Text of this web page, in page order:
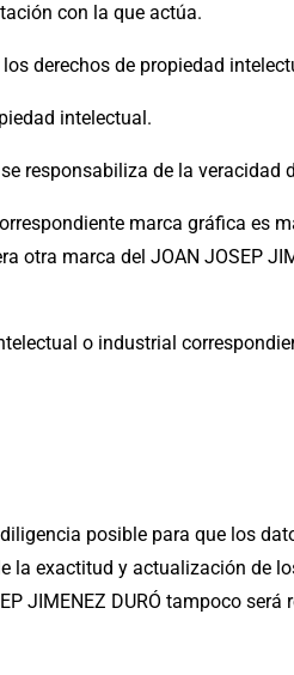
con la que actúa.
derechos de propiedad
intelectual.
responsabiliza de la
marca gráfica
otra marca del JOAN JOSEP
o industrial
posible para que los
la exactitud y actualización de
JIMENEZ DURÓ tampoco